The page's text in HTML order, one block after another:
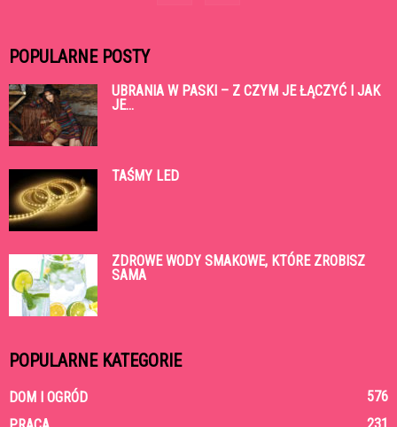
POPULARNE POSTY
UBRANIA W PASKI – Z CZYM JE ŁĄCZYĆ I JAK
JE...
TAŚMY LED
ZDROWE WODY SMAKOWE, KTÓRE ZROBISZ
SAMA
POPULARNE KATEGORIE
DOM I OGRÓD
576
231